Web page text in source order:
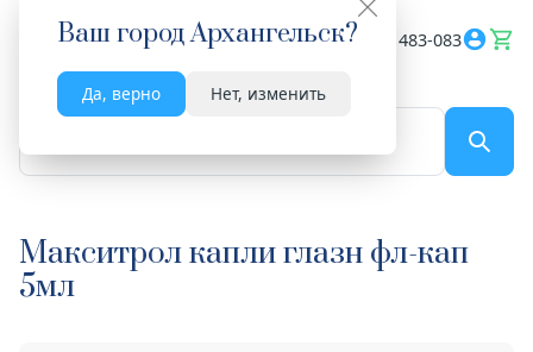
Ваш городАрхангельск?
Да, верно Нет, изменить
Весь сайт 8182 483-083
Макситрол капли глазн фл-кап
5мл